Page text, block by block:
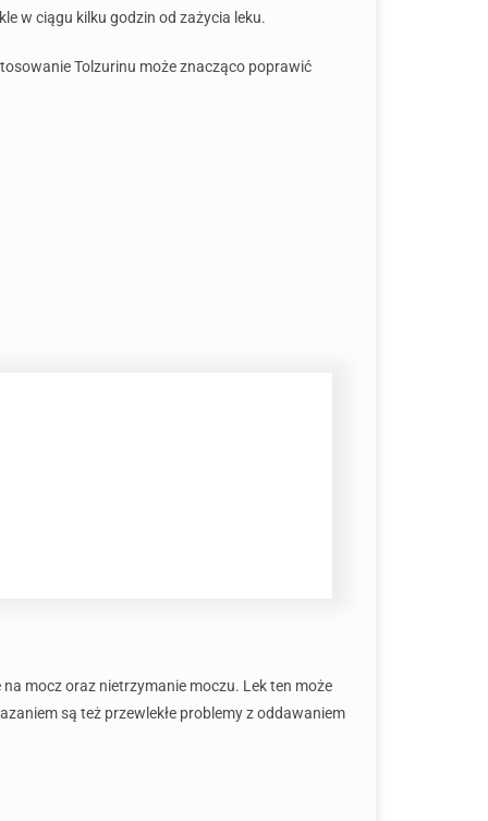
w ciągu kilku godzin od zażycia leku.
Tolzurinu może znacząco poprawić
mocz oraz nietrzymanie moczu. Lek ten może
są też przewlekłe problemy z oddawaniem